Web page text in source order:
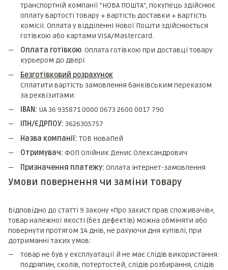
транспортній компанії "НОВА ПОШТА", покупець здійснює
оплату вартості товару + вартість доставки + вартість
комicii. Оплата у відділенні Нової Пошти здійснюється
готівкою або картами VISA/Mastercard.
Оплата готівкою. Оплата готівкою при доставці товару
курьером до двері.
Безготівковий розрахунок
Сплатити вартість замовлення банківським переказом
за реквізитами:
IBAN: UA 36 935871 0000 0673 2600 0017 790
ІПН/ЄДРПОУ: 3626305757
Назва компанії: ТОВ НоваПей
Отримувач: ФОП Олійник Денис Олександрович
Призначення платежу: Оплата інтернет-замовлення
Умови повернення чи заміни товару
Відповідно до статті 9 Закону «Про захист прав споживачів»,
товар належної якості (без дефектів) можна обміняти або
повернути протягом 14 днів, не рахуючи дня купівлі, при
дотриманні таких умов:
товар не був у експлуатації й не має слідів використання:
подряпин, сколів, потертостей, слідів розбирання, слідів